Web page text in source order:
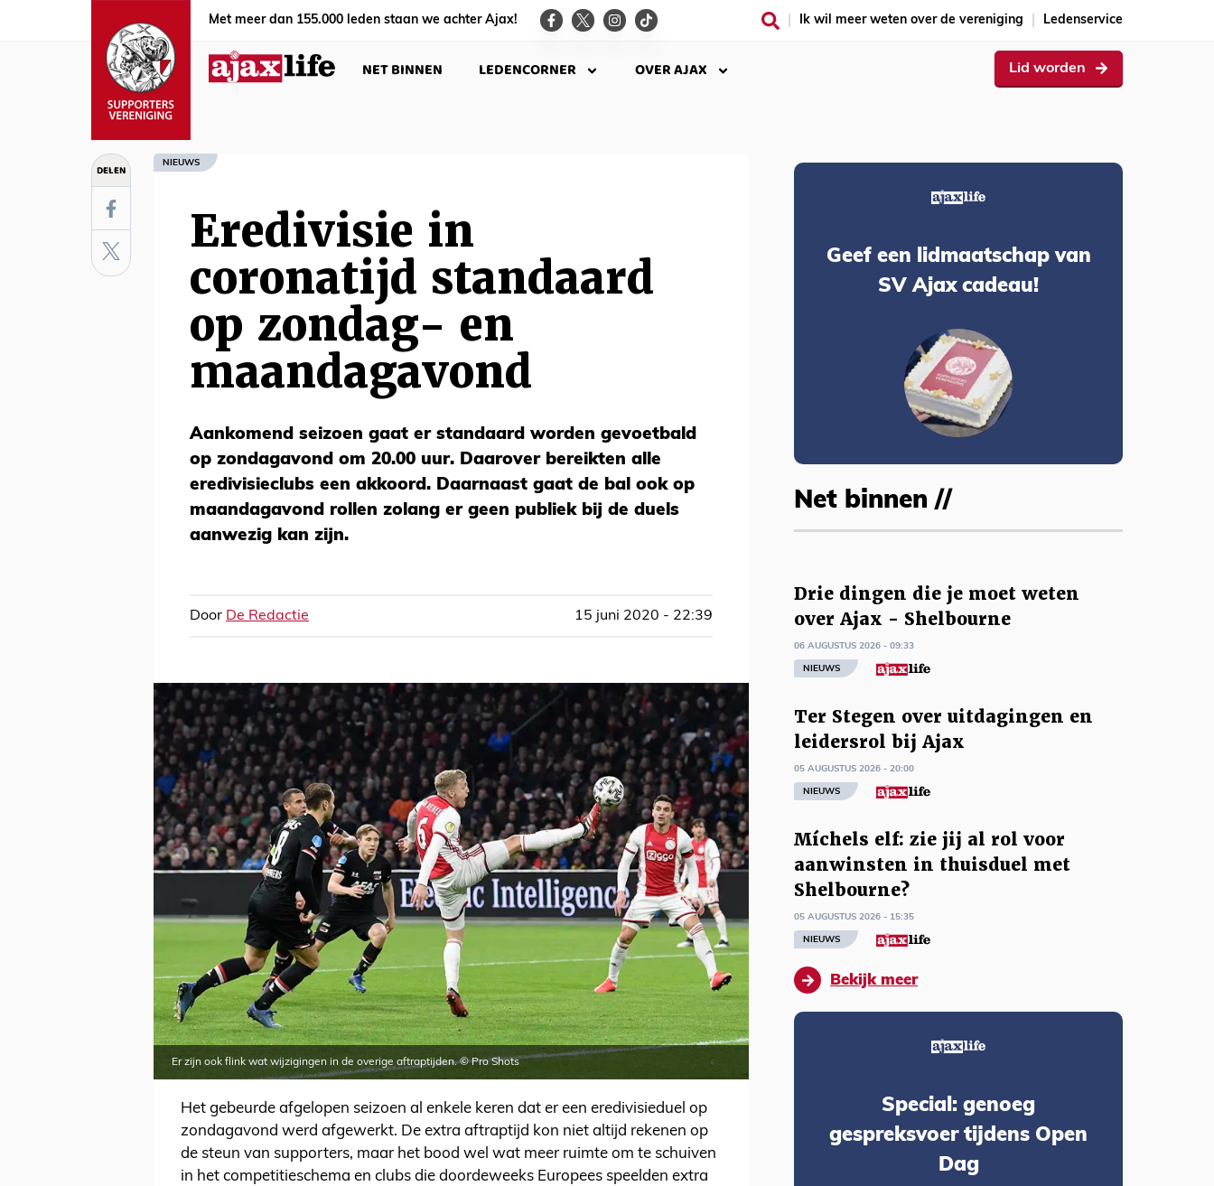
Met meer dan 155.000 leden staan we achter Ajax! Ik wil meer weten over de vereniging Ledenservice
NET BINNEN LEDENCORNER OVER AJAX Lid worden
DELEN NIEUWS
Eredivisie in
coronatijd standaard
op zondag- en
maandagavond
Aankomend seizoen gaat er standaard worden gevoetbald
op zondagavond om 20.00 uur. Daarover bereikten alle
eredivisieclubs een akkoord. Daarnaast gaat de bal ook op
maandagavond rollen zolang er geen publiek bij de duels
aanwezig kan zijn.
Door De Redactie 15 juni 2020 - 22:39
Er zijn ook flink wat wijzigingen in de overige aftraptijden. © Pro Shots
Het gebeurde afgelopen seizoen al enkele keren dat er een eredivisieduel op
zondagavond werd afgewerkt. De extra aftraptijd kon niet altijd rekenen op
de steun van supporters, maar het bood wel wat meer ruimte om te schuiven
in het competitieschema en clubs die doordeweeks Europees speelden extra
Geef een lidmaatschap van
SV Ajax cadeau!
Net binnen //
Drie dingen die je moet weten
over Ajax - Shelbourne
06 AUGUSTUS 2026 - 09:33
NIEUWS
Ter Stegen over uitdagingen en
leidersrol bij Ajax
05 AUGUSTUS 2026 - 20:00
NIEUWS
Míchels elf: zie jij al rol voor
aanwinsten in thuisduel met
Shelbourne?
05 AUGUSTUS 2026 - 15:35
NIEUWS
Bekijk meer
Special: genoeg
gespreksvoer tijdens Open
Dag